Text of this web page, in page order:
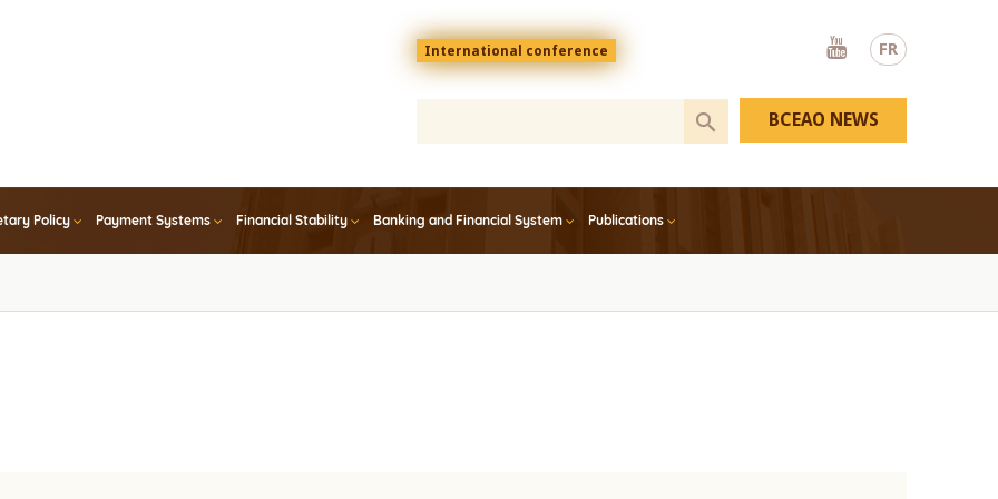
FR
Menu
top
En
International conference
Youtube
Policy Payment Systems Financial Stability Banking and Financial System Publications
BCEAO NEWS